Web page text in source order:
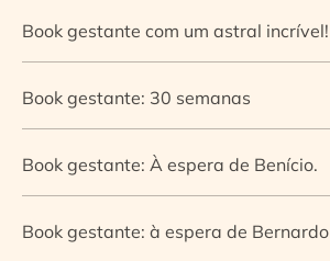
Book gestante com um astral incrível!
Book gestante: 30 semanas
Book gestante: À espera de Benício.
Book gestante: à espera de Bernardo